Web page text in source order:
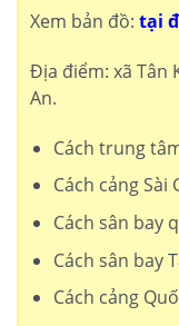
Xem bản đồ: tại
Địa điểm: xã Tân
An.
Cách trung
Cách cảng Sài
Cách sân bay
Cách sân bay
Cách cảng